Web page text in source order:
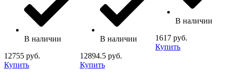
В наличии
12755 руб.
Купить
В наличии
12894.5 руб.
Купить
В наличии
1617 руб.
Купить